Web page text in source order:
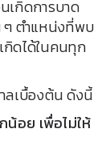
เกิดการบาด
ๆ ตำแหน่งที่พบ
ดได้ในคนทุก
ลเบื้องต้น ดังนี้
อย เพื่อไม่ให้